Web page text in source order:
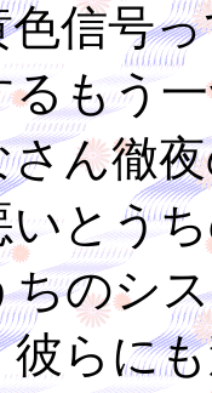
信号
もう
ん徹
とう
のシ
らに